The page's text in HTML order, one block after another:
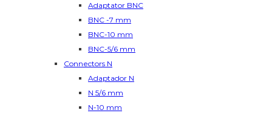
Adaptator BNC
BNC -7 mm
BNC-10 mm
BNC-5/6 mm
Connectors N
Adaptador N
N 5/6 mm
N-10 mm